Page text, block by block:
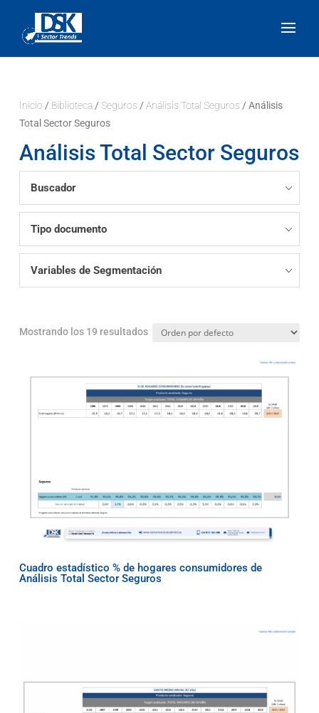
Inicio / Biblioteca/ Seguros / Análisis Total Seguros / Análisis
Total Sector Seguros
Análisis Total Sector Seguros
Buscador
Tipo documento
Variables de Segmentación
Mostrando los 19 resultados
Cuadro estadístico % de hogares consumidores de
Análisis Total Sector Seguros